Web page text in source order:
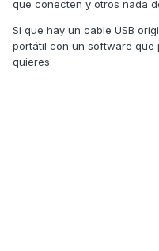
que conecten y otros nada
Si que hay un cable USB
portátil con un software
quieres: